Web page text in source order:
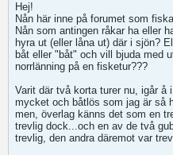
Hej!
Nån här inne på forumet som
Nån som antingen råkar ha eller
hyra ut (eller låna ut) där i sjön?
båt eller "båt" och vill bjuda med
norrlänning på en fisketur???
Varit där två korta turer nu, igår å
mycket och båtlös som jag är så
men, överlag känns det som en
trevlig dock...och en av de två
trevlig, den andra däremot var